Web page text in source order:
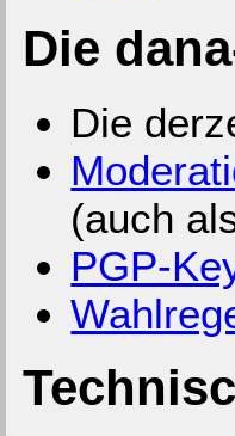
Die
Die
(auch
PGP-